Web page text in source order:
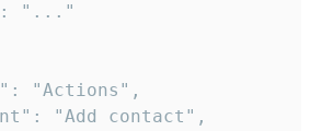
"..."
"Actions",
"Add contact",